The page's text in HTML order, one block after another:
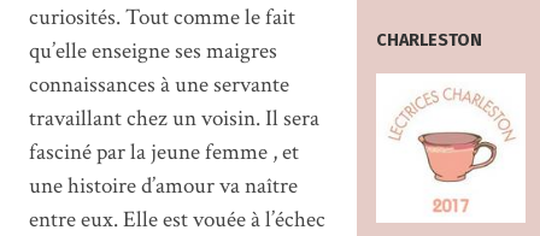
CHARLESTON
curiosités. Tout comme le fait
qu’elle enseigne ses maigres
connaissances à une servante
travaillant chez un voisin. Il sera
fasciné par la jeune femme , et
une histoire d’amour va naître
entre eux. Elle est vouée à l’échec